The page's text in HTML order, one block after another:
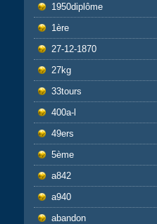
1950diplôme
1ère
27-12-1870
27kg
33tours
400a-l
49ers
5ème
a842
a940
abandon